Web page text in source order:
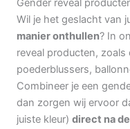
Gender reveal
Wil je het geslacht van
manier onthullen? In
reveal producten,
poederblussers,
Combineer je een
dan zorgen wij ervoor
juiste kleur) direct na